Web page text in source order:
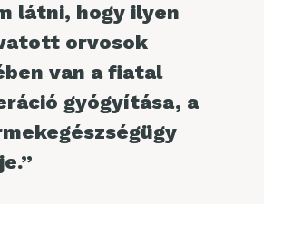
látni, hogy ilyen
orvosok
van a fiatal
gyógyítása, a